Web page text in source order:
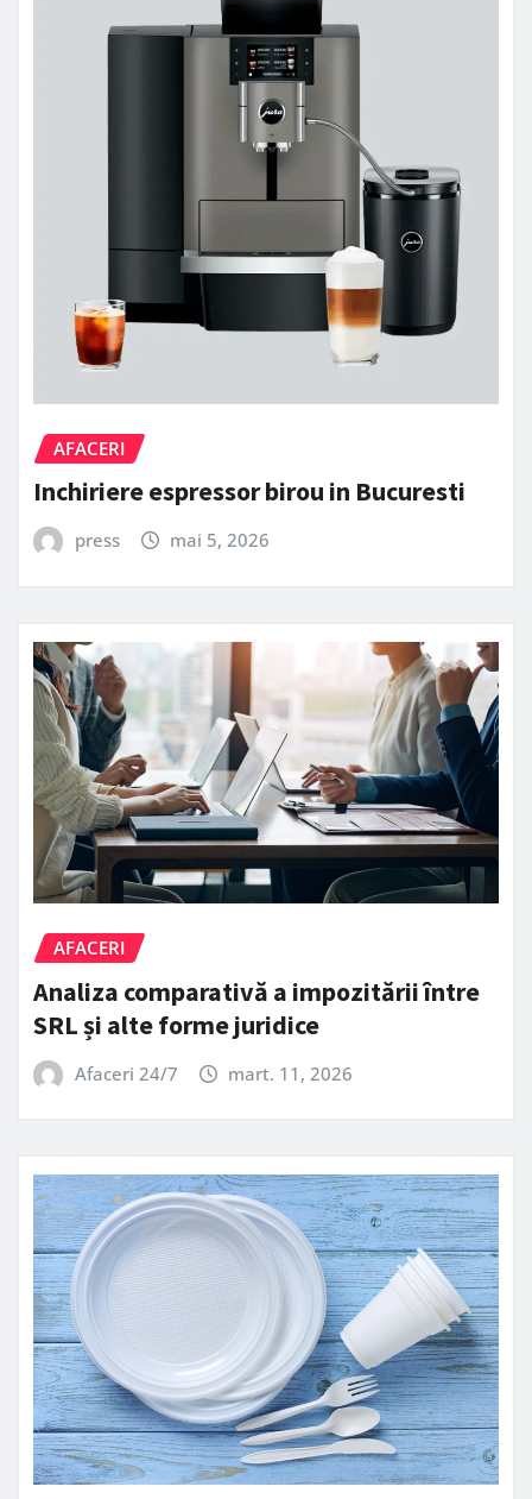
AFACERI
Inchiriere espressor birou in Bucuresti
press mai 5, 2026
AFACERI
Analiza comparativă a impozitării între
SRL și alte forme juridice
Afaceri 24/7 mart. 11, 2026